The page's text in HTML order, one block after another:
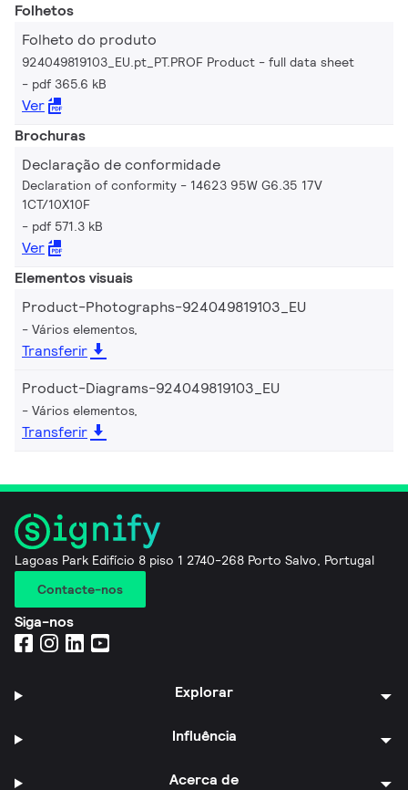
Folhetos
Folheto do produto
924049819103_EU.pt_PT.PROF Product - full data sheet
pdf 365.6 kB
Ver
Brochuras
Declaração de conformidade
Declaration of conformity - 14623 95W G6.35 17V
1CT/10X10F
pdf 571.3 kB
Ver
Elementos visuais
Product-Photographs-924049819103_EU
Vários elementos,
Transferir
Product-Diagrams-924049819103_EU
Vários elementos,
Transferir
Lagoas Park Edifício 8 piso 1 2740-268 Porto Salvo, Portugal
Contacte-nos
Siga-nos
Explorar
Influência
Acerca de